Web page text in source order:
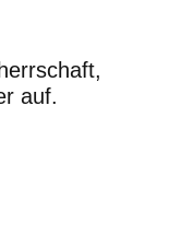
auf.